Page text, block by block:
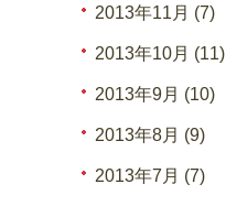
2013年11月 (7)
2013年10月 (11)
2013年9月 (10)
2013年8月 (9)
2013年7月 (7)